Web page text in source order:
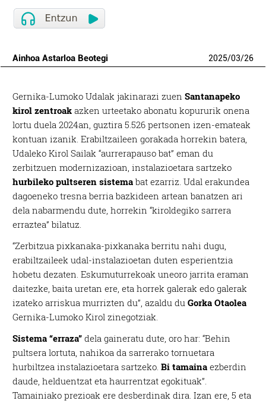
Ainhoa Astarloa Beotegi 2025/03/26
Gernika-Lumoko Udalak jakinarazi zuenSantanapeko
kirol zentroak azken urteetako abonatu kopururik onena
lortu duela 2024an, guztira 5.526 pertsonen izen-emateak
kontuan izanik. Erabiltzaileen gorakada horrekin batera,
Udaleko Kirol Sailak “aurrerapauso bat” eman du
zerbitzuen modernizazioan, instalazioetara sartzeko
hurbileko pultseren sistema bat ezarriz. Udal erakundea
dagoeneko tresna berria bazkideen artean banatzen ari
dela nabarmendu dute, horrekin “kiroldegiko sarrera
erraztea” bilatuz.
“Zerbitzua pixkanaka-pixkanaka berritu nahi dugu,
erabiltzaileek udal-instalazioetan duten esperientzia
hobetu dezaten. Eskumuturrekoak uneoro jarrita eraman
daitezke, baita uretan ere, eta horrek galerak edo galerak
izateko arriskua murrizten du”, azaldu duGorka Otaolea
Gernika-Lumoko Kirol zinegotziak.
Sistema “erraza” dela gaineratu dute, oro har: “Behin
pultsera lortuta, nahikoa da sarrerako tornuetara
hurbiltzea instalazioetara sartzeko.Bi tamaina ezberdin
daude, helduentzat eta haurrentzat egokituak”.
Tamainiako prezioak ere desberdinak dira. Izan ere, 5 eta